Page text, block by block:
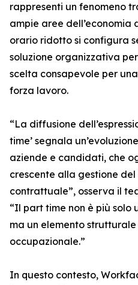
rappresenti un fenomeno
ampie aree dell’economia
orario ridotto si configura
soluzione organizzativa
scelta consapevole per
forza lavoro.
“La diffusione
time’ segnala
aziende e candidati, che
crescente alla gestione
contrattuale”, osserva il
“Il part time non è più solo
ma un elemento
occupazionale.”
In questo contesto,